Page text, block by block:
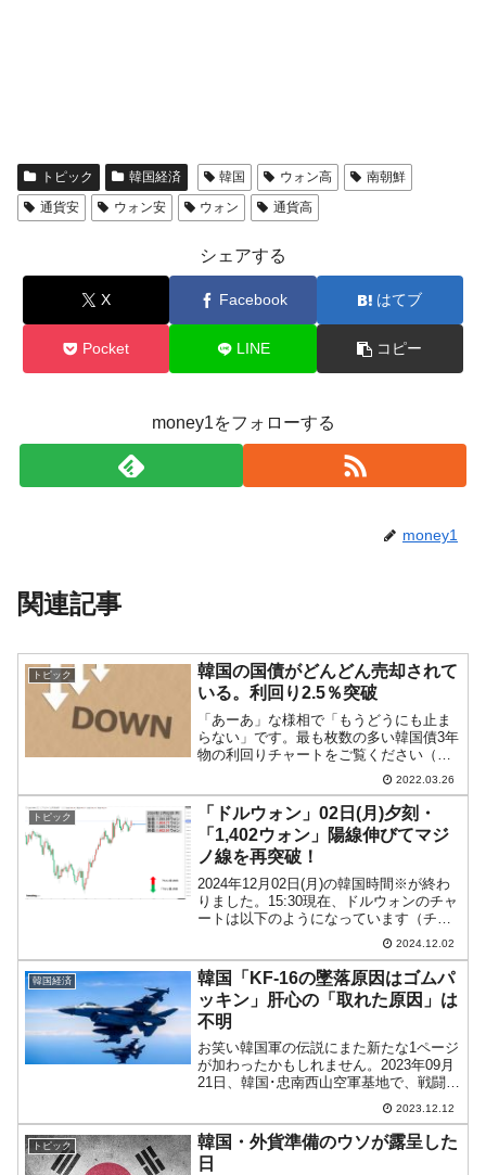
トピック 韓国経済 韓国 ウォン高
南朝鮮
通貨安
ウォン安 ウォン 通貨高
シェアする
X Facebook はてブ
Pocket LINE コピー
money1をフォローする
money1
関連記事
トピック
韓国の国債がどんどん売却されて
いる。利回り2.5％突破
「あーあ」な様相で「もうどうにも止ま
らない」です。最も枚数の多い韓国債3年
物の利回りチャートをご覧ください（チ
ャートは『Investing.com』より引用：日
足）。4日連続の上昇でグイグイきてま
す。韓国債の売却が進んでいることを示
していま...
2022.03.26
トピック
「ドルウォン」02日(月)夕刻・
「1,402ウォン」陽線伸びてマジ
ノ線を再突破！
2024年12月02日(月)の韓国時間※が終わ
りました。15:30現在、ドルウォンのチャ
ートは以下のようになっています（チャ
ートは『Investing.com』より引用）。マ
ジノ線とか言っているから抜かれるんだ
――という話です。陽線が伸びて...
2024.12.02
韓国経済
韓国「KF-16の墜落原因はゴムパ
ッキン」肝心の「取れた原因」は
不明
お笑い韓国軍の伝説にまた新たな1ページ
が加わったかもしれません。2023年09月
21日、韓国･忠南西山空軍基地で、戦闘機
KF-16Cが離陸後1分31秒で墜落する――
という事故が起きました。幸いにしてパ
イロットは緊急脱出して無事でしたが、
なぜ...
2023.12.12
トピック
韓国・外貨準備のウソが露呈した
日